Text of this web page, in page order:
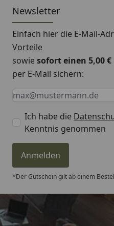
Newsletter
Einfach hier die E-Mail-
Vorteile
sowiesofort einen 5,00
per E-Mail sichern:
Keine Eingabe
Eingabe erforderlich
E-Mail *
Ich habe die
Kenntnis genommen
Anmelden
*Der Gutschein gilt ab einem